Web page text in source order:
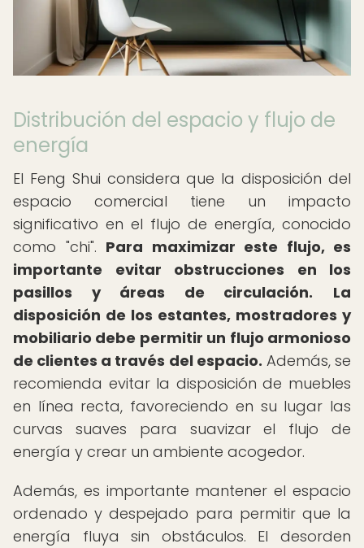
Distribución del espacio y flujo de
energía
El Feng Shui considera que la disposición del
espacio comercial tiene un impacto
significativo en el flujo de energía, conocido
como "chi". Para maximizar este flujo, es
importante evitar obstrucciones en los
pasillos y áreas de circulación.
La
disposición de los estantes, mostradores y
mobiliario debe permitir un flujo armonioso
de clientes a través del espacio. Además, se
recomienda evitar la disposición de muebles
en línea recta, favoreciendo en su lugar las
curvas suaves para suavizar el flujo de
energía y crear un ambiente acogedor.
Además, es importante mantener el espacio
ordenado y despejado para permitir que la
energía fluya sin obstáculos. El desorden